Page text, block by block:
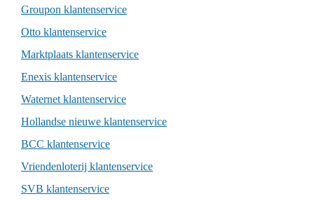
Groupon klantenservice
Otto klantenservice
Marktplaats klantenservice
Enexis klantenservice
Waternet klantenservice
Hollandse nieuwe klantenservice
BCC klantenservice
Vriendenloterij klantenservice
SVB klantenservice